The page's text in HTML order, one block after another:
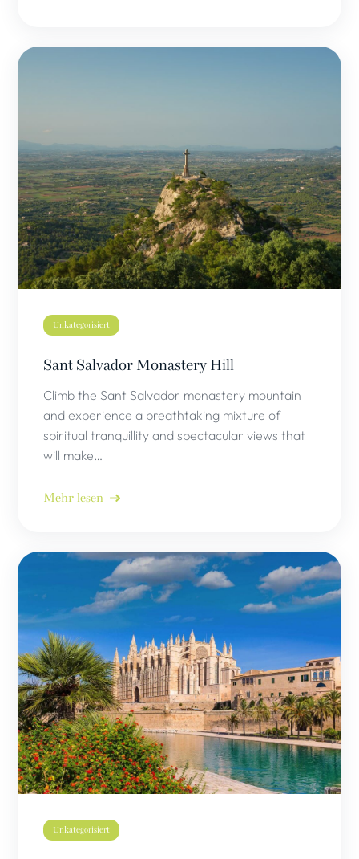
Unkategorisiert
Sant Salvador Monastery Hill
Climb the Sant Salvador monastery mountain
and experience a breathtaking mixture of
spiritual tranquillity and spectacular views that
will make…
Mehr lesen
Unkategorisiert